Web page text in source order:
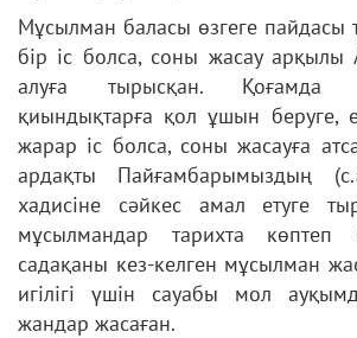
Мұсылман баласы өзгеге пайдасы
бір іс болса, соны жасау арқылы
алуға тырысқан. Қоғамда
қиындықтарға қол ұшын беруге,
жарар іс болса, соны жасауға
ардақты Пайғамбарымыздың
хадисіне сәйкес амал етуге
мұсылмандар тарихта көптеп
садақаны кез-келген мұсылман
игілігі үшін сауабы мол
жандар жасаған.